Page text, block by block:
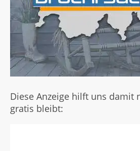
Diese Anzeige hilft uns damit
gratis bleibt: